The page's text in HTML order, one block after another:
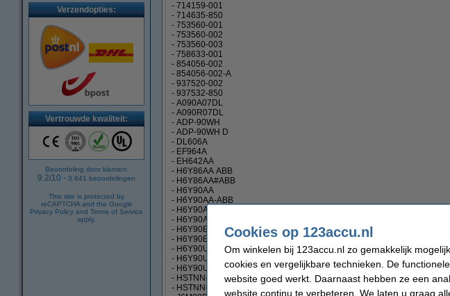
Verzendopties:
Vertrouwde kwaliteit:
Beoordeling door klanten:
9.2/10 - 3.641 beoordelingen
This site is protected by
reCAPTCHA and the Google
Privacy Policy and Terms of Service
apply.
- 714159-001
- 714635-850
- 753560-001
- 753560-002
- 753560-003
- 758633-001
- 854056-002
- 854056-002-A
- 937520-002
- 937532-850
- A090A07DL
- A090R07DL
- ADP-90WH
- ADP-90WH D
- DL606A
- EF964A
- EH642AA
- H6Y86AA ABB
- H6Y86AA#ABB
- H6Y90AA
- H6Y90AA-ABB
- H6Y90AA#ABB
- H6Y90AA#ABY
- H6Y90ET
- H6Y90ET#ABB
- H6Y90UT
- H6Y90UT#ABA
- H6Y90UT#ABB
- HSTNN-CA13
- HSTNN-DA13
Cookies op 123accu.nl
Om winkelen bij 123accu.nl zo gemakkelijk
cookies en vergelijkbare technieken. De
website goed werkt. Daarnaast hebben ze een
website continu te verbeteren. We laten u graag